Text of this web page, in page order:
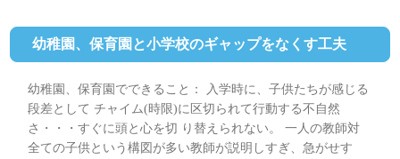
幼稚園、保育園と小学校のギャップをなくす工夫
幼稚園、保育園でできること： 入学時に、子供たちが感じる
段差として チャイム(時限)に区切られて行動する不自然
さ・・・すぐに頭と心を切 り替えられない。 一人の教師対
全ての子供という構図が多い教師が説明しすぎ、急がせす